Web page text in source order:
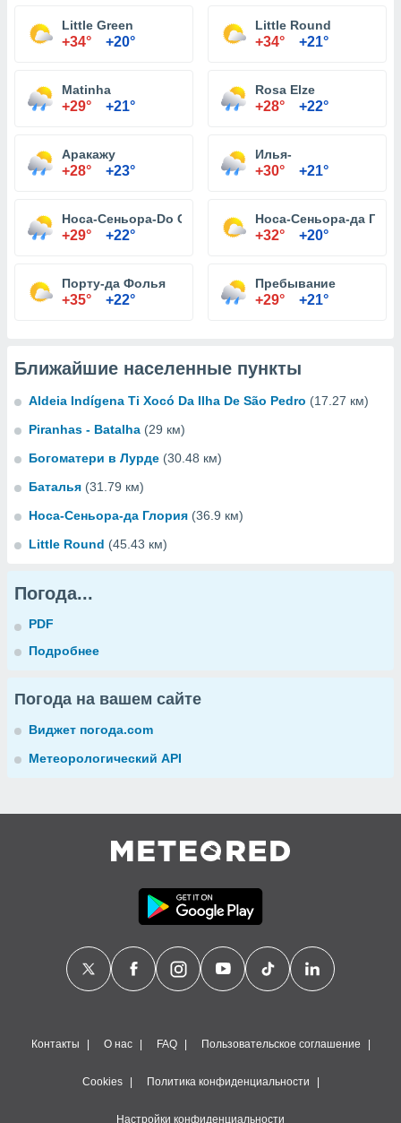
Little Green
+34° +20°
Little Round
+34° +21°
Matinha
+29° +21°
Rosa Elze
+28° +22°
Аракажу
+28° +23°
Илья-
+30° +21°
Носа-Сеньора-Do Сокорро
+29° +22°
Носа-Сеньора-да
+32° +20°
Порту-да Фолья
+35° +22°
Пребывание
+29° +21°
Ближайшие населенные пункты
Aldeia Indígena Ti Xocó Da Ilha De São Pedro (17.27 км)
Piranhas - Batalha (29 км)
Богоматери в Лурде (30.48 км)
Баталья (31.79 км)
Носа-Сеньора-да Глория (36.9 км)
Little Round (45.43 км)
Погода...
PDF
Подробнее
Погода на вашем сайте
Виджет погода.com
Метеорологический API
Контакты О нас FAQ Пользовательское соглашение
Cookies Политика конфиденциальности
Настройки конфиденциальности